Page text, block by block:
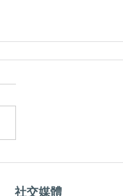
部擺雪櫃！蔬果保存秘
社交媒體